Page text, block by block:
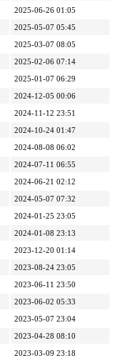
2025-06-26 01:05
2025-05-07 05:45
2025-03-07 08:05
2025-02-06 07:14
2025-01-07 06:29
2024-12-05 00:06
2024-11-12 23:51
2024-10-24 01:47
2024-08-08 06:02
2024-07-11 06:55
2024-06-21 02:12
2024-05-07 07:32
2024-01-25 23:05
2024-01-08 23:13
2023-12-20 01:14
2023-08-24 23:05
2023-06-11 23:50
2023-06-02 05:33
2023-05-07 23:04
2023-04-28 08:10
2023-03-09 23:18